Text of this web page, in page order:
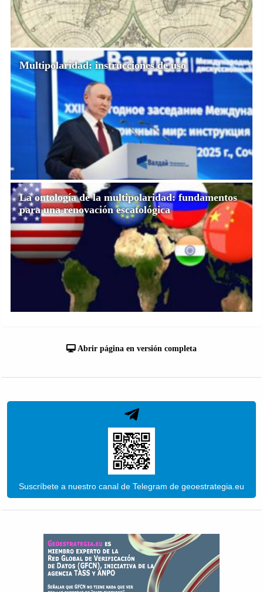
Multipolaridad: instrucciones de uso
La ontología de la multipolaridad: fundamentos
para una renovación escatológica
Abrir página en versión completa
Suscríbete a nuestro canal de Telegram de geoestrategia.eu